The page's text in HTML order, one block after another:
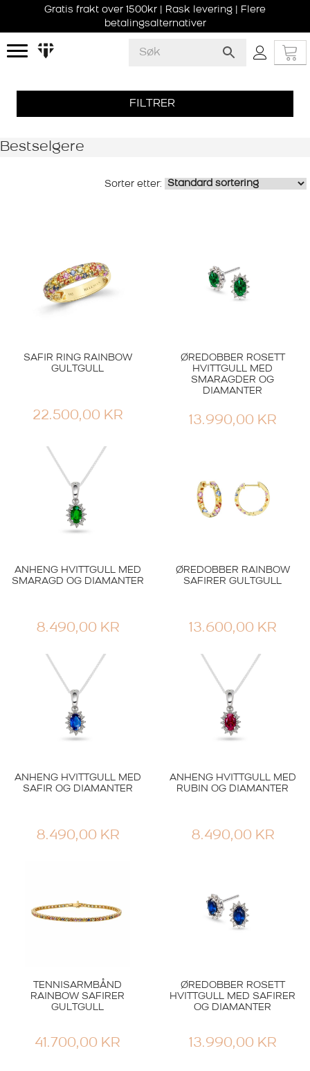
Gratis frakt over 1500kr | Rask levering | Flere
betalingsalternativer
FILTRER
Bestselgere
SAFIR RING RAINBOW
GULTGULL
22.500,00 KR
ØREDOBBER ROSETT
HVITTGULL MED
SMARAGDER OG
DIAMANTER
13.990,00 KR
ANHENG HVITTGULL MED
SMARAGD OG DIAMANTER
8.490,00 KR
ØREDOBBER RAINBOW
SAFIRER GULTGULL
13.600,00 KR
ANHENG HVITTGULL MED
SAFIR OG DIAMANTER
8.490,00 KR
ANHENG HVITTGULL MED
RUBIN OG DIAMANTER
8.490,00 KR
TENNISARMBÅND
RAINBOW SAFIRER
GULTGULL
41.700,00 KR
ØREDOBBER ROSETT
HVITTGULL MED SAFIRER
OG DIAMANTER
13.990,00 KR